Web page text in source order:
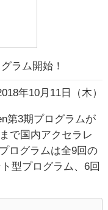
ラム開始！
年10月11日（木）
第3期プログラムが
で国内アクセラレ
ログラムは全9回の
型プログラム、6回